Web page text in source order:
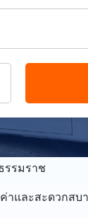
รรมราช
และสะดวกสบ